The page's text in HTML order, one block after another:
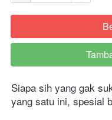
`
`
Siapa sih yang gak
yang satu ini, spesial